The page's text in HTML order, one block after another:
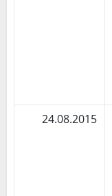
24.08.2015